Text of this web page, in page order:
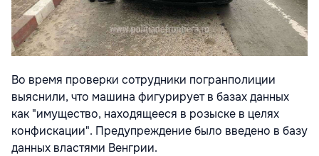
Во время проверки сотрудники погранполиции
выяснили, что машина фигурирует в базах данных
как "имущество, находящееся в розыске в целях
конфискации". Предупреждение было введено в базу
данных властями Венгрии.